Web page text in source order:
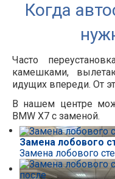
Когда
Часто
камешками,
идущих впереди. От
В нашем центре
BMW X7 с заменой.
Замена лобового
Замена лобового